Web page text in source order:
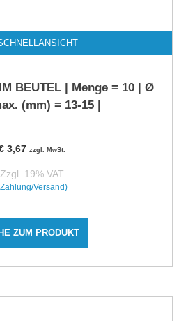
BEUTEL | Menge = 10 | Ø
(mm) = 13-15 |
3,67 zzgl. MwSt.
Zzgl. 19% VAT
Versand)
ZUM PRODUKT